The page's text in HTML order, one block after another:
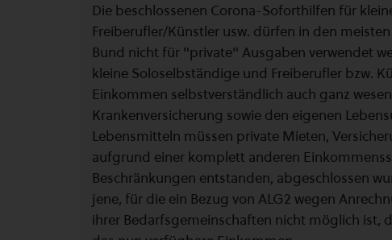
Die beschlossenen Corona-Soforthilfen für
Freiberufler/Künstler usw. dürfen in den
Bund nicht für "private" Ausgaben verwendet
kleine Soloselbständige und Freiberufler bzw.
Einkommen selbstverständlich auch ganz
Krankenversicherung sowie den eigenen
Lebensmitteln müssen private Mieten,
aufgrund einer komplett anderen
Beschränkungen entstanden, abgeschlossen
jene, für die ein Bezug von ALG2 wegen
ihrer Bedarfsgemeinschaften nicht möglich ist,